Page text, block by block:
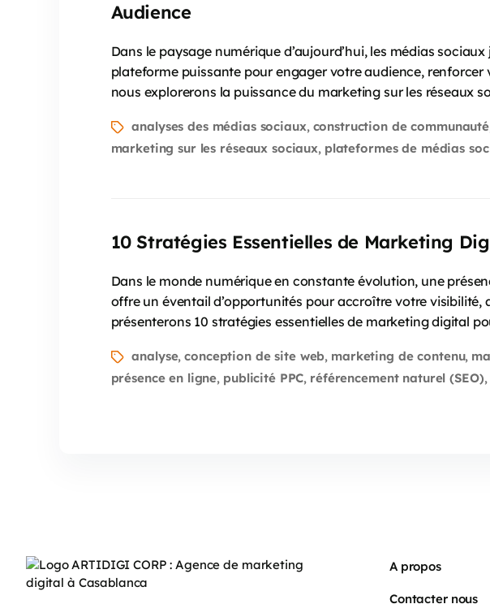
Audience
Dans le paysage numérique d’aujourd’hui, les médias
plateforme puissante pour engager votre audience,
nous explorerons la puissance du marketing sur les réseaux
analyses des médias sociaux, construction de communauté
marketing sur les réseaux sociaux, plateformes de médias
10 Stratégies Essentielles de Marketing
Dans le monde numérique en constante évolution, une
offre un éventail d’opportunités pour accroître votre
présenterons 10 stratégies essentielles de marketing digital
analyse,conception de site web, marketing de contenu,
présence en ligne, publicité PPC, référencement naturel (SEO),
A propos
Contacter nous